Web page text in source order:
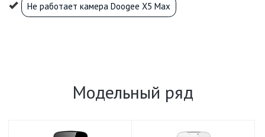
Не работает камера Doogee X5 Max
Модельный ряд